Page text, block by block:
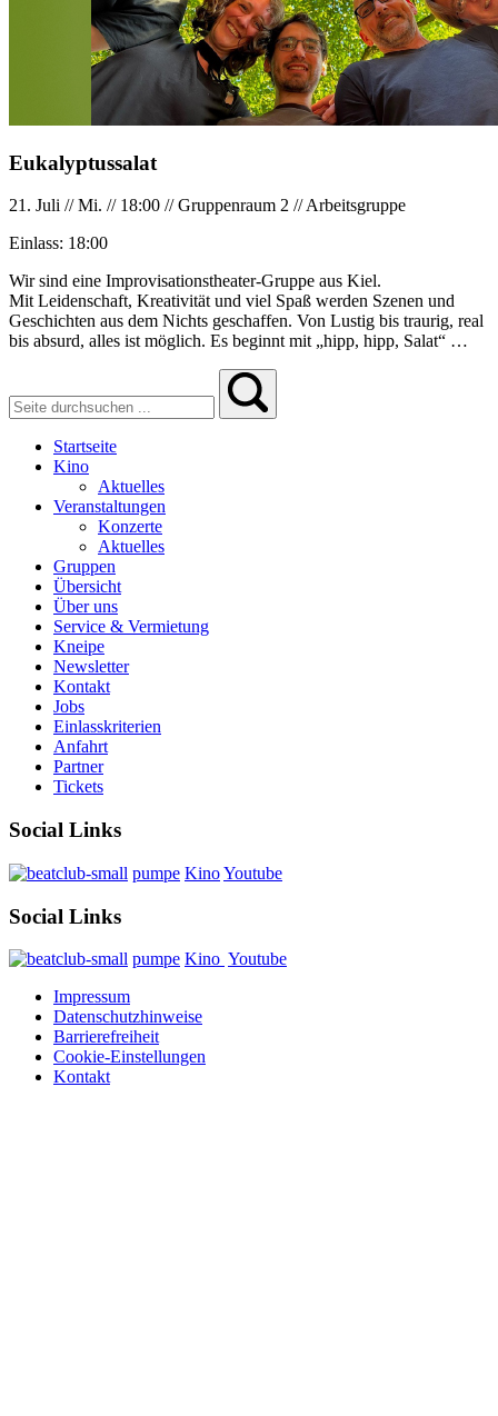
Eukalyptussalat
21. Juli //Mi. // 18:00 //Gruppenraum 2 //Arbeitsgruppe
Einlass: 18:00
Wir sind eine Improvisationstheater-Gruppe aus Kiel.
Mit Leidenschaft, Kreativität und viel Spaß werden Szenen und
Geschichten aus dem Nichts geschaffen. Von Lustig bis traurig, real
bis absurd, alles ist möglich. Es beginnt mit „hipp, hipp, Salat“ …
Startseite
Kino
Aktuelles
Veranstaltungen
Konzerte
Aktuelles
Gruppen
Übersicht
Über uns
Service & Vermietung
Kneipe
Newsletter
Kontakt
Jobs
Einlasskriterien
Anfahrt
Partner
Tickets
Social Links
pumpe KinoYoutube
Social Links
pumpe Kino Youtube
Impressum
Datenschutzhinweise
Barrierefreiheit
Cookie-Einstellungen
Kontakt